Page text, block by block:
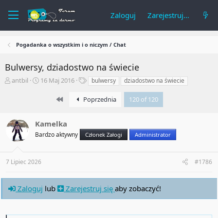
Zaloguj Zarejestruj się
Pogadanka o wszystkim i o niczym / Chat
Bulwersy, dziadostwo na świecie
A
t
e
m
a
t
antbil
R
c
z
t
y
16 Maj 2016
T
g
bulwersy dziadostwo na świecie
First Poprzednia 120 of 120
Kamelka
Bardzo aktywny Członek Załogi Administrator
7 Lipiec 2026 #1786
Zaloguj lub Zarejestruj się aby zobaczyć!